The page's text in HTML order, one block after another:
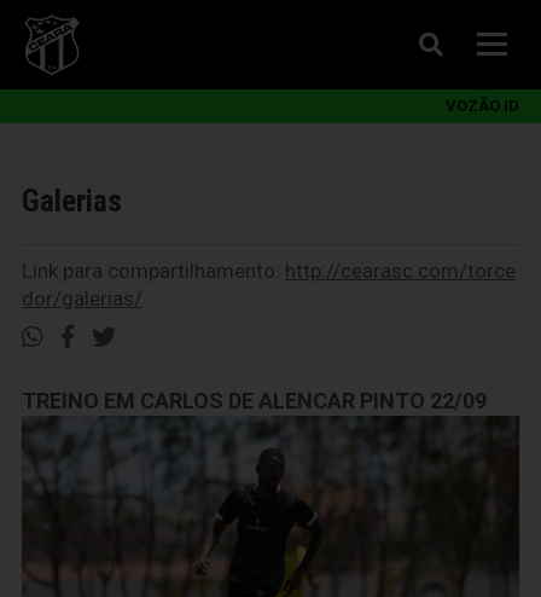
VOZÃO ID
Galerias
Link para compartilhamento: http://cearasc.com/torce
dor/galerias/
TREINO EM CARLOS DE ALENCAR PINTO 22/09